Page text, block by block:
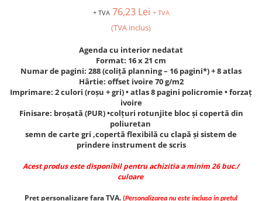
+ TVA 76,23 Lei + TVA
(TVA inclus)
Agenda cu interior nedatat
Format: 16 x 21 cm
Numar de pagini: 288 (coliţă planning – 16 pagini*) + 8 atlas
Hârtie: offset ivoire 70 g/m2
Imprimare: 2 culori (roșu + gri) • atlas 8 pagini policromie • forzaţ
ivoire
Finisare: broșată (PUR) •colţuri rotunjite bloc și copertă din
poliuretan
semn de carte gri ,copertă flexibilă cu clapă și sistem de
prindere instrument de scris
Acest produs este disponibil pentru achizitia a minim 26 buc./
culoare
Pret personalizare fara TVA. (Personalizarea nu este inclusa in pretul